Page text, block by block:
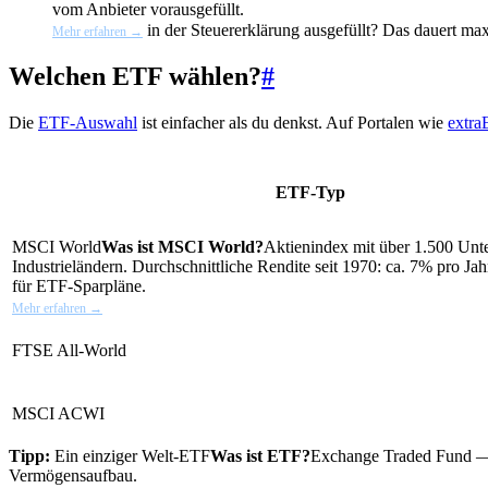
vom Anbieter vorausgefüllt.
Mehr erfahren → in der Steuererklärung ausgefüllt? Das dauert
Welchen ETF wählen?#
Die ETF-Auswahl ist einfacher als du denkst. Auf Portalen wie
ETF-Typ
MSCI WorldWas ist MSCI World?Aktienindex mit über 1.500
Industrieländern. Durchschnittliche Rendite seit 1970: ca. 7% pro
für ETF-Sparpläne.
Mehr erfahren →
FTSE All-World
MSCI ACWI
Tipp: Ein einziger Welt-ETFWas ist ETF?Exchange Traded Fund
Vermögensaufbau.